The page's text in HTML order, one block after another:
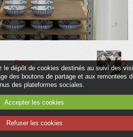
Retour
Mentions légales
le dépôt de cookies destinés au suivi des
des boutons de partage et aux remontées
des plateformes sociales.
Accepter les cookies
Refuser les cookies